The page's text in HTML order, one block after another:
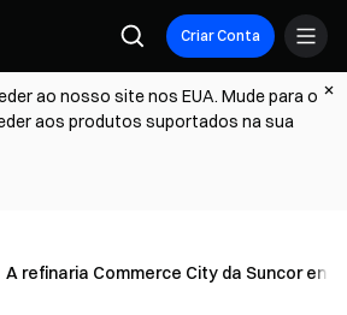
Criar Conta
ao nosso site nos EUA. Mude para o
aos produtos suportados na sua
A refinaria Commerce City da Suncor